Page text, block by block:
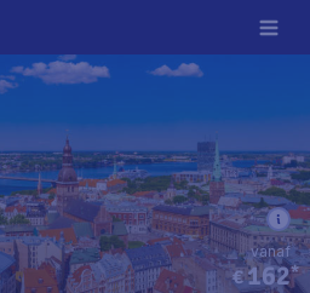
€ 162*
vanaf